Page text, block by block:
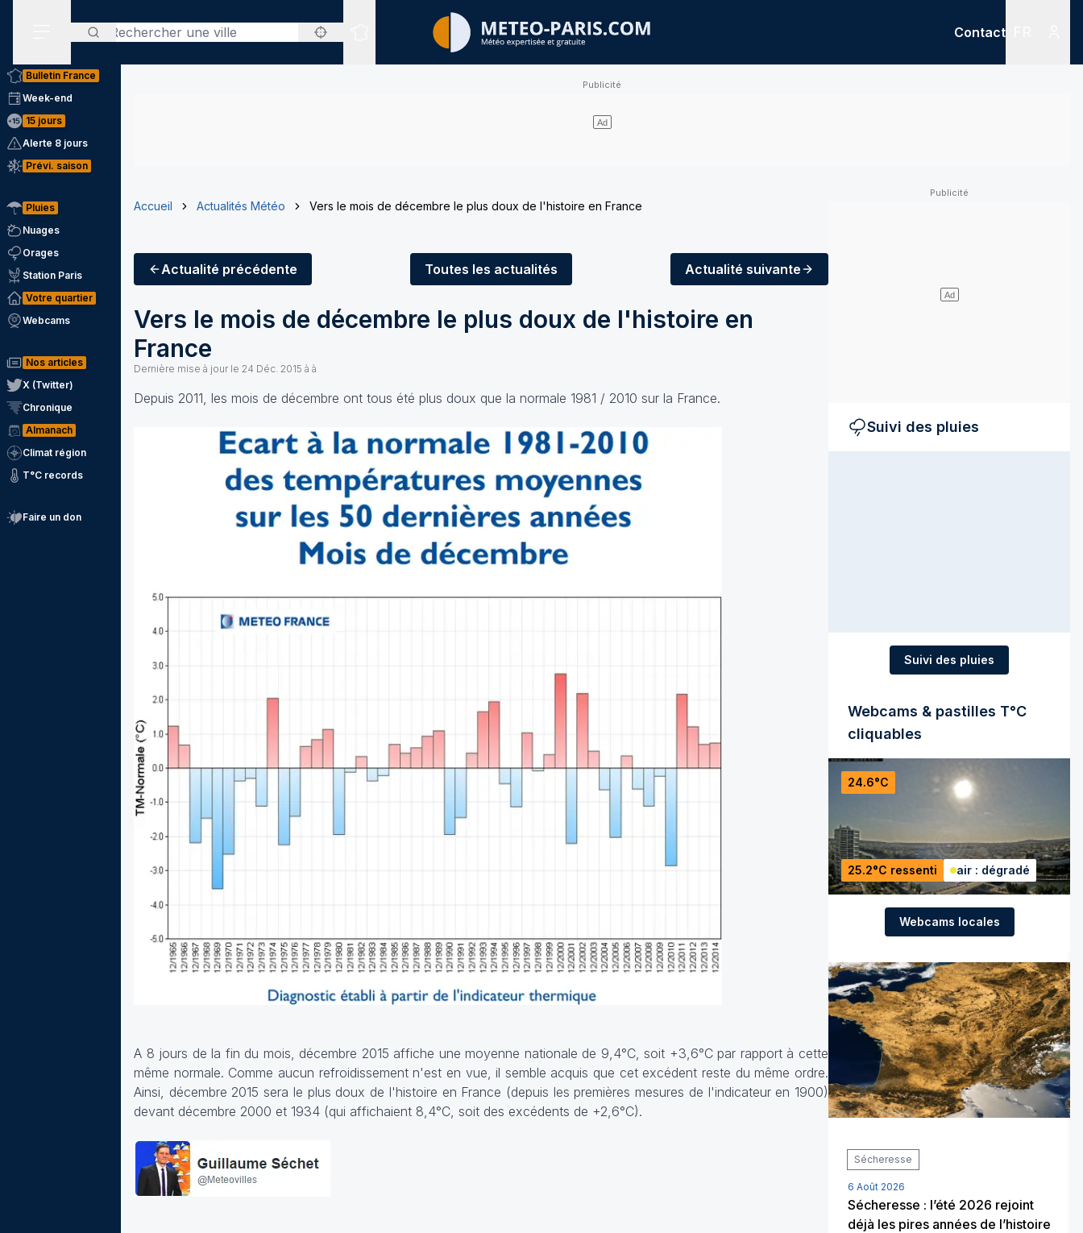
Rechercher
Sites expertisés
Contact
Bulletin France
Week-end
15 jours
Alerte 8 jours
Prévi. saison
Pluies
Nuages
Orages
Station Paris
Votre quartier
Webcams
Nos articles
X (Twitter)
Chronique
Almanach
Climat région
T°C records
Faire un don
Accueil Actualités Météo Vers le mois de décembre le plus doux de l'histoire en France
Actualité précédente Toutes les actualités Actualité suivante
Vers le mois de décembre le plus doux de l'histoire en
France
Dernière mise à jour le 24 Déc. 2015 à à
Depuis 2011, les mois de décembre ont tous été plus doux que la normale 1981 / 2010 sur la France.
A 8 jours de la fin du mois, décembre 2015 affiche une moyenne nationale de 9,4°C, soit +3,6°C par rapport à cette
même normale. Comme aucun refroidissement n'est en vue, il semble acquis que cet excédent reste du même ordre.
Ainsi, décembre 2015 sera le plus doux de l'histoire en France (depuis les premières mesures de l'indicateur en 1900)
devant décembre 2000 et 1934 (qui affichaient 8,4°C, soit des excédents de +2,6°C).
Suivi des pluies
Suivi des pluies
Webcams & pastilles T°C
cliquables
24.6°C
25.2°C ressenti air : dégradé
Webcams locales
Sécheresse
6 Août 2026
Sécheresse : l’été 2026 rejoint
déjà les pires années de l’histoire